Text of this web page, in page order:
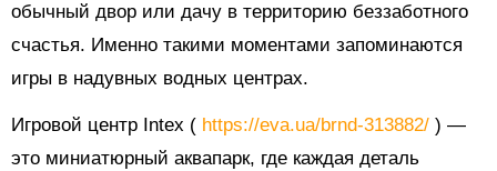
обычный двор или дачу в территорию беззаботного
счастья. Именно такими моментами запоминаются
игры в надувных водных центрах.
Игровой центр Intex ( https://eva.ua/brnd-313882/ ) —
это миниатюрный аквапарк, где каждая деталь